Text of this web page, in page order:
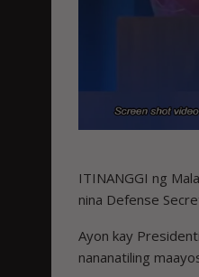
ITINANGGI ng
nina Defense
Ayon kay
nananatiling